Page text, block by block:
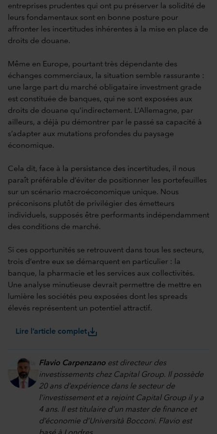
entreprises prudentes qui ont pu préserver la solidité de
leurs fondamentaux sont en bonne posture pour
affronter les incertitudes inhérentes à la mise en place de
droits de douane.
Même en Europe, pourtant très dépendante des
échanges commerciaux, la situation semble rassurante :
une large part du marché obligataire investment grade
est constituée de banques, qui ne sont exposées aux
droits de douane qu’indirectement. L’Allemagne, par
ailleurs, a déjà pu démontrer par le passé sa capacité à
s’adapter aux mutations profondes du paysage
économique.
Cela dit, face à la persistance des incertitudes, il nous
paraît préférable d’éviter de positionner les portefeuilles
sur un scénario macroéconomique unique. Nous
préconisons plutôt de privilégier des émetteurs
individuels, supposés être performants indépendamment
des conditions de marché.
Si ces opportunités se retrouvent dans tous les secteurs,
trois d’entre eux se démarquent en particulier : la
banque, la pharmacie et les services aux collectivités.
Une analyse minutieuse devrait permettre de mettre en
lumière les sociétés peu exposées dont les spreads
élevés représentent un potentiel attractif.
Lire l’article completsave_alt
Flavio Carpenzano est directeur des
investissements chez Capital Group. Il possède
20 ans d’expérience dans le secteur de
l’investissement et a rejoint Capital Group il y a
4 ans. Il est titulaire d’un master de finance et
d’économie d’Università Bocconi. Flavio est